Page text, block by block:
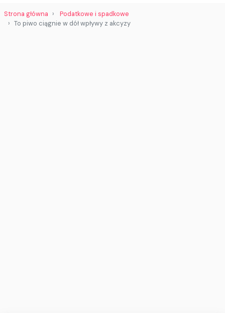
Strona główna
Podatkowe i spadkowe
To piwo ciągnie w dół wpływy z akcyzy